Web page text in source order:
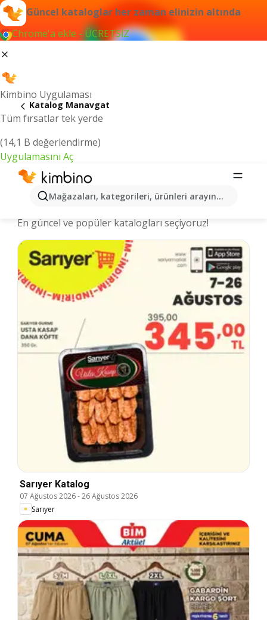
Güncel kataloglar her zaman elinizin altında
Chrome'a ekle - ÜCRETSİZ
Kimbino Uygulaması
Tüm fırsatlar tek yerde
(14,1 B değerlendirme)
Uygulamasını Aç
Mağazaları, kategorileri, ürünleri arayın...
Katalog Manavgat
Manavgat şehrinde kataloglar ve
En güncel ve popüler katalogları seçiyoruz!
Sarıyer Katalog
07 Ağustos 2026-26 Ağustos 2026
Sarıyer